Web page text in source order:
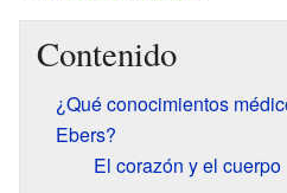
Contenido
¿Qué conocimientos
Ebers?
El corazón y el cuerpo